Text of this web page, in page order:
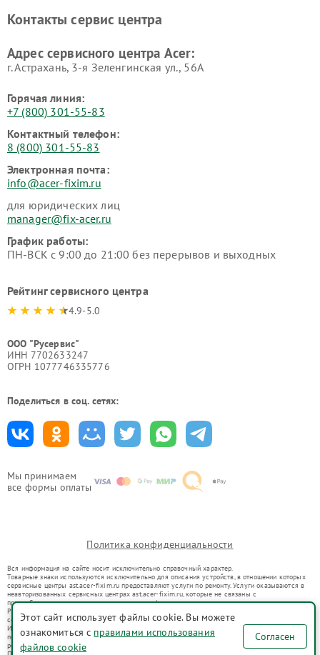
Мы принимаем
все формы оплаты
Контакты сервис центра
Адрес сервисного центра Acer:
г. Астрахань, 3-я Зеленгинская ул., 56А
Горячая линия:
+7 (800) 301-55-83
Контактный телефон:
8 (800) 301-55-83
Электронная почта:
info@acer-fixim.ru
для юридических лиц
manager@fix-acer.ru
График работы:
ПН-ВСК с 9:00 до 21:00 без перерывов и выходных
Рейтинг сервисного центра
4.9-5.0
ООО "Русервис"
ИНН 7702633247
ОГРН 1077746335776
Поделиться в соц. сетях:
Политика конфиденциальности
Вся информация на сайте носит исключительно справочный характер.
Товарные знаки используются исключительно для описания устройств, в отношении которых
сервисные центры ast.acer-fixim.ru предоставляют услуги по ремонту. Услуги оказываются в
неавторизованных сервисных центрах ast.acer-fixim.ru, которые не связаны с
правообладателями товарных знаков или их официальными представителями.
Ремонт осуществляется для устройств, уже введенных в гражданский оборот в соответствии
со статьей 1487 ГК РФ.
Использование товарных знаков не преследует цели индивидуализации услуг или введения
потребителей в заблуждение, а служит для информирования о предоставляемых услугах по
ремонту техники указанных брендов.
Этот сайт использует файлы cookie. Вы можете
ознакомиться с правилами использования
файлов cookie
Согласен